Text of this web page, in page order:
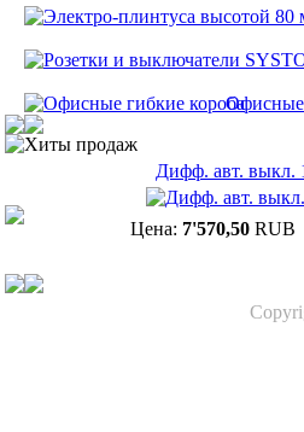
Офисные
Хиты продаж
Дифф. авт. выкл.
Цена: 7'570,50 RUB